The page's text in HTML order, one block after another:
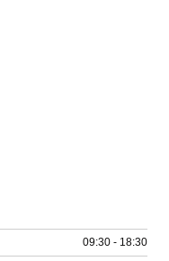
09:30 - 18:30